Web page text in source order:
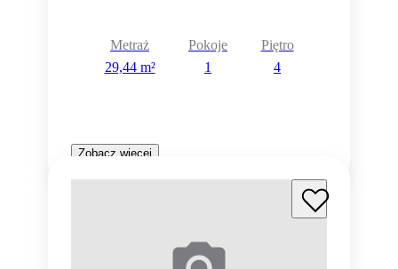
Metraż
29,44 m²
Pokoje
1
Piętro
4
Zobacz więcej